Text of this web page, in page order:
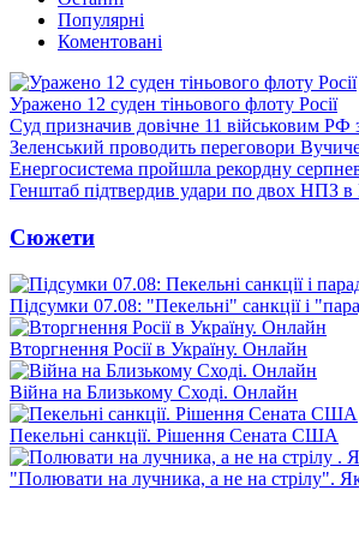
Популярні
Коментовані
Уражено 12 суден тіньового флоту Росії
Суд призначив довічне 11 військовим РФ
Зеленський проводить переговори
Енергосистема пройшла рекордну
Генштаб підтвердив удари по двох НПЗ в
Сюжети
Підсумки 07.08: "Пекельні" санкції і
Вторгнення Росії в Україну. Онлайн
Війна на Близькому Сході. Онлайн
Пекельні санкції. Рішення Сената США
"Полювати на лучника, а не на стрілу".